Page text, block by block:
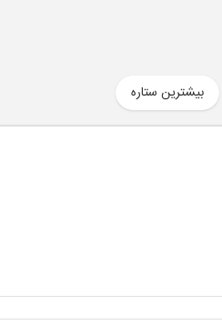
بیشترین ستاره